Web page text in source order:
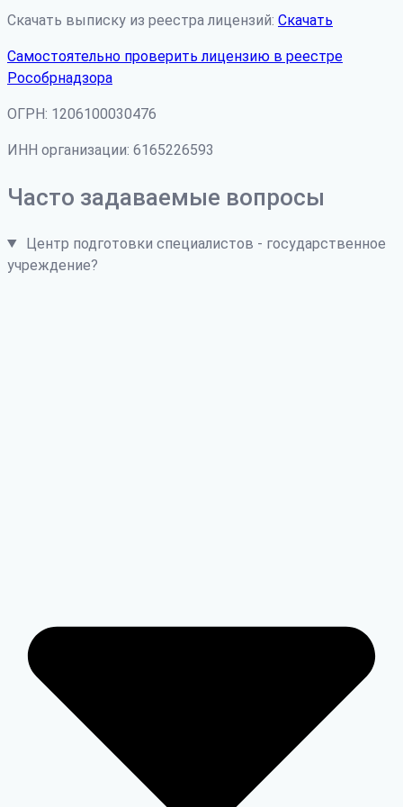
Скачать выписку из реестра лицензий: Скачать
Самостоятельно проверить лицензию в реестре
Рособрнадзора
ОГРН: 1206100030476
ИНН организации: 6165226593
Часто задаваемые вопросы
Центр подготовки специалистов - государственное
учреждение?